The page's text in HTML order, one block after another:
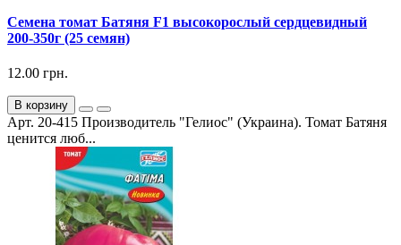
Семена томат Батяня F1 высокорослый сердцевидный
200-350г (25 семян)
12.00 грн.
В корзину
Арт. 20-415 Производитель "Гелиос" (Украина). Томат Батяня
ценится люб...